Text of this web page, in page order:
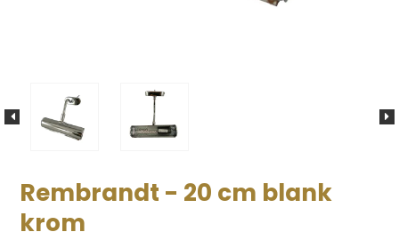
Rembrandt - 20 cm blank
krom